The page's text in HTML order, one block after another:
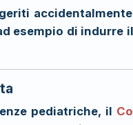
esempio di
pediatriche, il